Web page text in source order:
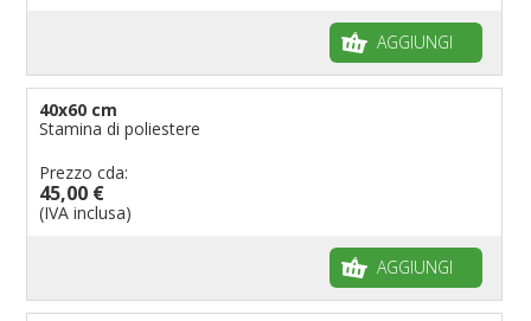
AGGIUNGI
40x60 cm
Stamina di poliestere
Prezzo cda:
45,00 €
(IVA inclusa)
AGGIUNGI